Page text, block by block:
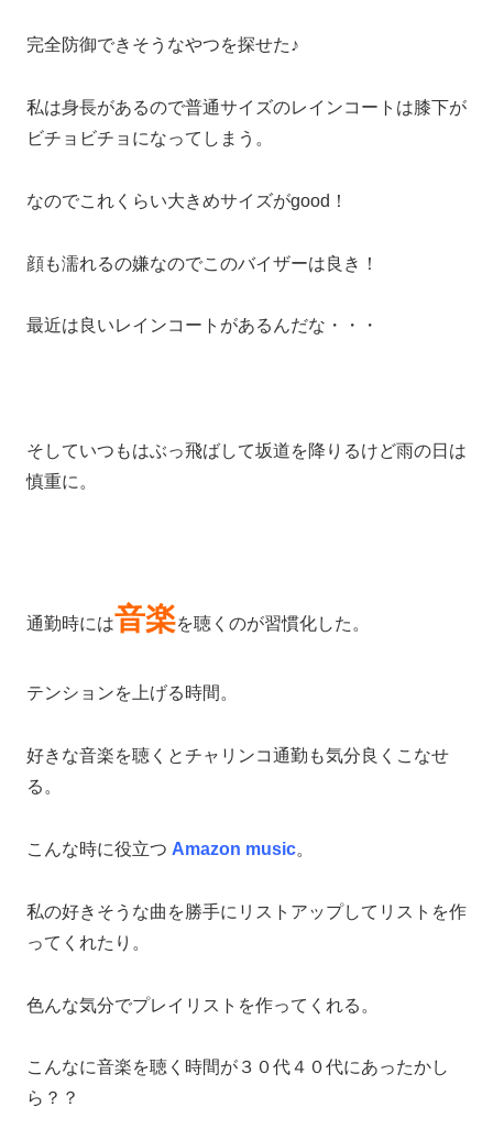
完全防御できそうなやつを探せた♪
私は身長があるので普通サイズのレインコートは膝下が
ビチョビチョになってしまう。
なのでこれくらい大きめサイズがgood！
顔も濡れるの嫌なのでこのバイザーは良き！
最近は良いレインコートがあるんだな・・・
そしていつもはぶっ飛ばして坂道を降りるけど雨の日は
慎重に。
通勤時には音楽を聴くのが習慣化した。
テンションを上げる時間。
好きな音楽を聴くとチャリンコ通勤も気分良くこなせ
る。
こんな時に役立つ Amazon music。
私の好きそうな曲を勝手にリストアップしてリストを作
ってくれたり。
色んな気分でプレイリストを作ってくれる。
こんなに音楽を聴く時間が３０代４０代にあったかし
ら？？